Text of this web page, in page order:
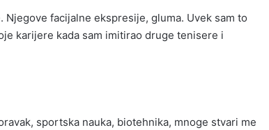
Njegove facijalne ekspresije, gluma. Uvek sam to
karijere kada sam imitirao druge tenisere i
sportska nauka, biotehnika, mnoge stvari me